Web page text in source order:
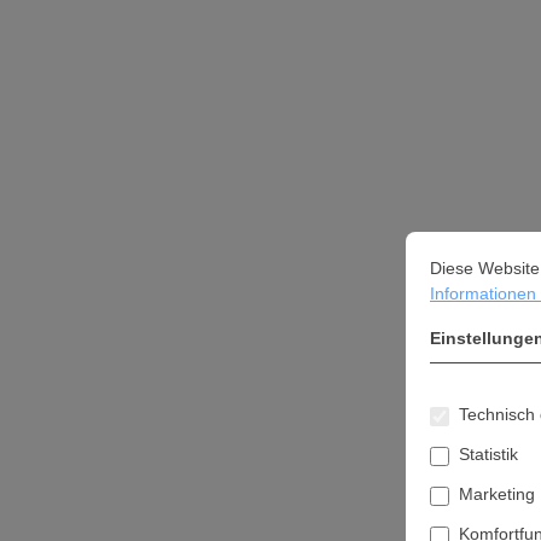
Cookie-
Diese Website
Diese
Informationen
Technisch
Statistik
Marketing